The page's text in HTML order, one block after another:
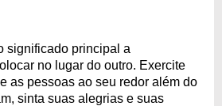
significado principal a
no lugar do outro. Exercite
as pessoas ao seu redor além do
sinta suas alegrias e suas